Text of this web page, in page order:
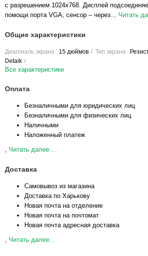
с разрешением 1024x768. Дисплей
помощи порта VGA, сенсор – через... Читать
Общие характеристики
Диагональ экрана 15 дюймов Тип экрана
Detaik
Все характеристики
Оплата
Безналичными для юридических лиц
Безналичными для физических лиц
Наличными
Наложенный платеж
, Читать далее...
Доставка
Самовывоз из магазина
Доставка по Харькову
Новая почта на отделение
Новая почта на почтомат
Новая почта адресная доставка
, Читать далее...